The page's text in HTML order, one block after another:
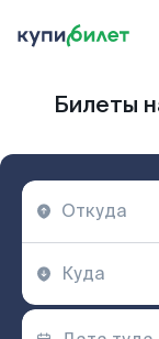
Билеты